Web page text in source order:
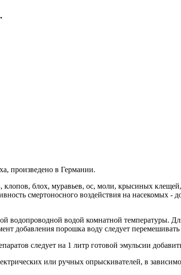
произведено в Германии.
блох, муравьев, ос, моли, крысиных
смертоносного воздействия на насекомых -
водопроводной водой комнатной температуры.
добавления порошка воду следует
следует на 1 литр готовой эмульсии
или ручных опрыскивателей, в